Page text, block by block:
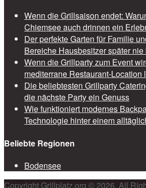
Wenn die Grillsaison endet:
Chiemsee auch drinnen ein
Der perfekte Garten für Familie
Bereiche Hausbesitzer später nie
Wenn die Grillparty zum Event
mediterrane Restaurant-Location
Die beliebtesten Grillparty
die nächste Party ein Genuss
Wie funktioniert modernes
Technologie hinter einem
Beliebte Regionen
Bodensee
Copyright Grillplatz.org © 2026. All